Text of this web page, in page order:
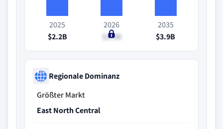
2025
$2.2B
2026
$2.3B
2035
$3.9B
Regionale Dominanz
Größter Markt
East North Central